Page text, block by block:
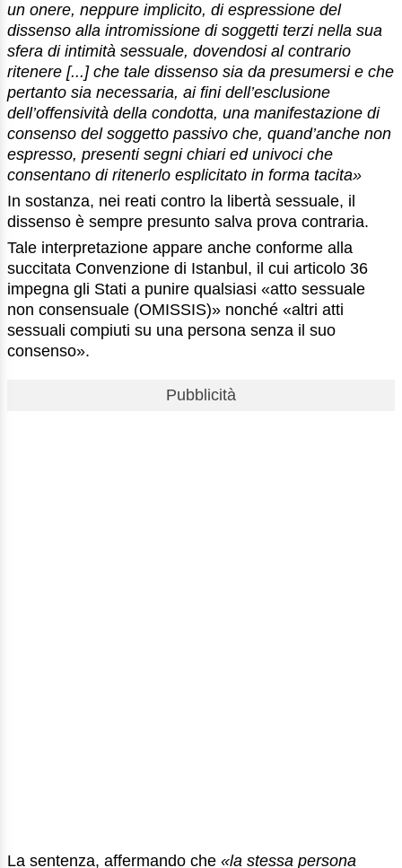
un onere, neppure implicito, di espressione del
dissenso alla intromissione di soggetti terzi nella sua
sfera di intimità sessuale, dovendosi al contrario
ritenere [...] che tale dissenso sia da presumersi e che
pertanto sia necessaria, ai fini dell’esclusione
dell’offensività della condotta, una manifestazione di
consenso del soggetto passivo che, quand’anche non
espresso, presenti segni chiari ed univoci che
consentano di ritenerlo esplicitato in forma tacita»
In sostanza, nei reati contro la libertà sessuale, il
dissenso è sempre presunto salva prova contraria.
Tale interpretazione appare anche conforme alla
succitata Convenzione di Istanbul, il cui articolo 36
impegna gli Stati a punire qualsiasi «atto sessuale
non consensuale (OMISSIS)» nonché «altri atti
sessuali compiuti su una persona senza il suo
consenso».
Pubblicità
La sentenza, affermando che «la stessa persona